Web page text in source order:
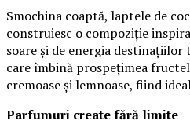
Smochina coaptă, laptele de
construiesc o compoziție
soare și de energia
care îmbină prospețimea
cremoase și lemnoase, fiind
Parfumuri create fără limite